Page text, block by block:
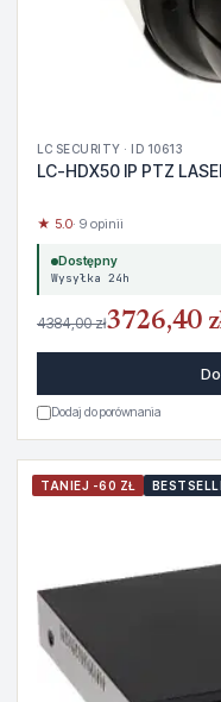
LC SECURITY · ID 10613
LC-HDX50 IP PTZ
★ 5.0· 9 opinii
Dostępny
Wysyłka 24h
4384,00 zł3726,40
Dodaj do porównania
TANIEJ -60 ZŁ